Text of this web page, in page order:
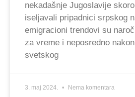
nekadašnje Jugoslavije
iseljavali pripadnici srpskog
emigracioni trendovi su
za vreme i neposredno
svetskog
3. maj 2024. Nema komentara